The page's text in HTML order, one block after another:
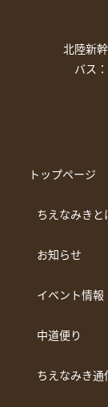
北陸新
バス
トップページ
ちえなみきと
お知らせ
イベント情報
中道便り
ちえなみき通